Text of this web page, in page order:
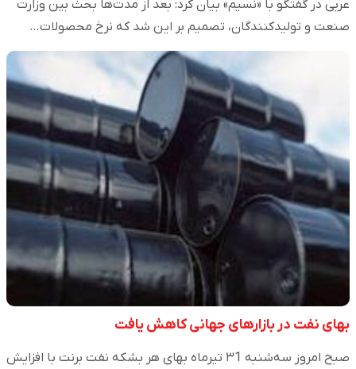
عربی در گفتگو با «نسیم» بیان کرد: بعد از مدت‌‌ها بحث بین وزارت
صنعت و تولیدکنندگان، تصمیم بر این شد که نرخ محصولات…
بهای نفت در بازارهای جهانی کاهش یافت
صبح امروز سه‌شنبه ۳1 تیرماه بهای هر بشکه نفت برنت با افزایش